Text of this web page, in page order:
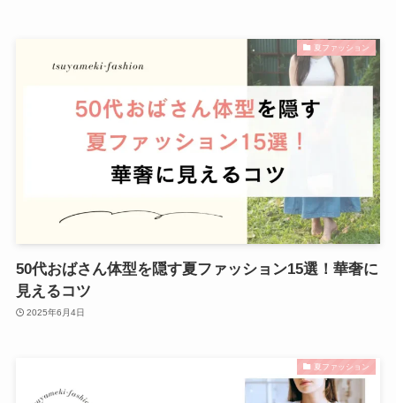
夏ファッション
50代おばさん体型を隠す夏ファッション15選！華奢に
見えるコツ
2025年6月4日
夏ファッション